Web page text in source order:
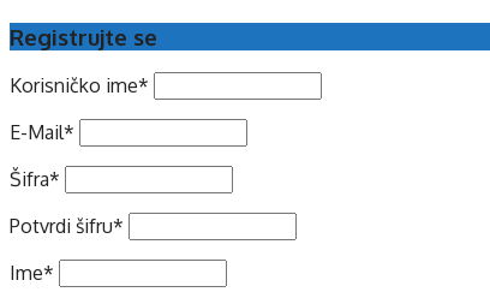
Registrujte se
Korisničko ime*
E-Mail*
Šifra*
Potvrdi šifru*
Ime*